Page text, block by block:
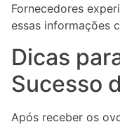
Fornecedores
essas informações
Dicas
Sucesso
Após receber os